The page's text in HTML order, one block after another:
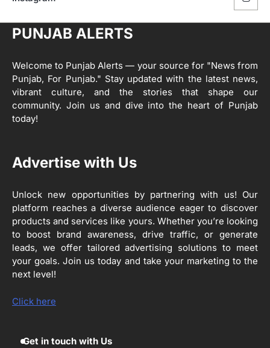
ਅਗੇਂਸਟ ਈ-20 ਨੂੰ ਰੋਕਣ ਦੀ ਕੋਸ਼ਿਸ਼ ਕਰ ਰਹੇ
ਹਨ- ਕੇਜਰੀਵਾਲ
Editor
Editor
2
ਖੇਤੀਬਾੜੀ ਵਿਭਾਗ ਵੱਲੋਂ ‘ਮਿਸ਼ਨ ਫਾਰ ਕਾਟਨ
ਪ੍ਰੋਡਕਟੀਵਿਟੀ’ ਅਧੀਨ ਪਿੰਡ ਬਧਾਈ ਵਿਖੇ ‘ਖੇਤ
ਰਾਸ਼ਟਰੀ ਮਨੁੱਖੀ ਅਧਿਕਾਰ ਕਮਿਸ਼ਨ ਦੇ ਮੈਂਬਰ
ਸਕੀਮਾਂ ਦਾ ਜਾਇਜ਼ਾ
Editor
4
ਹੁਸ਼ਿਆਰਪੁਰ ਜ਼ਿਲ੍ਹੇ ਵ‘ ਈ.ਐੱਫ. ਡਿਜੀਟਾਈਜ਼ੇਸ਼ਨ
ਦਾ ਕੰਮ 99.92 ਫੀਸਦੀ ਮੁਕੰਮਲ: ਜ਼ਿਲ੍ਹਾ ਚੋਣ
ਅਫ਼ਸਰ
Editor
PUNJAB ALERTS
Welcome to Punjab Alerts — your source for "News from
Punjab, For Punjab." Stay updated with the latest news,
vibrant culture, and the stories that shape our
community. Join us and dive into the heart of Punjab
today!
Advertise with Us
Unlock new opportunities by partnering with us! Our
platform reaches a diverse audience eager to discover
products and services like yours. Whether you’re looking
to boost brand awareness, drive traffic, or generate
leads, we offer tailored advertising solutions to meet
your goals. Join us today and take your marketing to the
next level!
Click here
Get in touch with Us